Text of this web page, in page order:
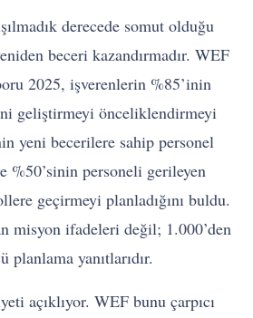
derecede somut olduğu
beceri kazandırmadır. WEF
2025, işverenlerin %85’inin
geliştirmeyi önceliklendirmeyi
yeni becerilere sahip personel
%50’sinin personeli gerileyen
geçirmeyi planladığını buldu.
misyon ifadeleri değil; 1.000’den
yanıtlarıdır.
açıklıyor. WEF bunu çarpıcı